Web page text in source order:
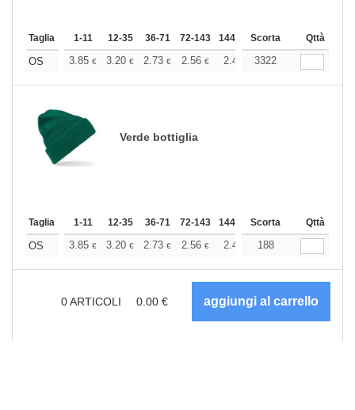
Taglia 1-11 12-35 36-71 72-143 144-287 288 + Altri
Scorta Qttà
OS 3.85 € 3.20 € 2.73 € 2.56 € 2.43 2.41
3322
Verde bottiglia
Taglia 1-11 12-35 36-71 72-143 144-287 288 + Altri
Scorta Qttà
OS 3.85 € 3.20 € 2.73 € 2.56 € 2.43 2.41
188
0ARTICOLI 0.00 €